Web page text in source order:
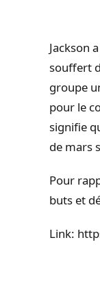
Jackson
souffert
groupe
pour le
signifie
de mars
Pour
buts et
Link: